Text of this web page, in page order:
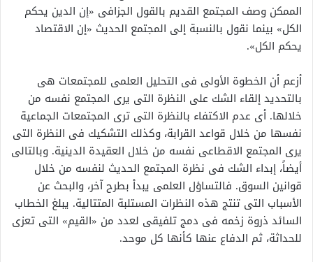
الممكن وصف المجتمع القديم بالقول الجزافى «إن الدين يحكم
الكل» بينما نقول بالنسبة إلى المجتمع الحديث «إن الاقتصاد
يحكم الكل».
أزعم أن الخطوة الأولى فى التحليل العلمى للمجتمعات هى
بالتحديد إلقاء الشك على النظرة التى يرى المجتمع نفسه من
خلالها. أى عدم الاكتفاء بالنظرة التى ترى المجتمعات الجماعية
نفسها من خلال قواعد القرابة، وكذلك التشكيك فى النظرة التى
يرى المجتمع الاقطاعى نفسه من خلال العقيدة الدينية. وبالتالى
أيضاً، إبداء الشك فى نظرة المجتمع الحديث لنفسه من خلال
قوانين السوق. فالتساؤل العلمى يبدأ بطرح آخر، والبحث عن
الأسباب التى تنتج هذه النظرات المستلبة المتتالية. يبلغ الخطاب
السائد ذروة زخمه فى دمج تلفيقى لعدد من «القيم» التى تعزى
للحداثة، ثم الدفاع عنها كأنها كل موحد.